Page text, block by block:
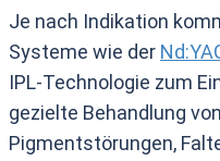
Je nach Indikation
Systeme wie der
IPL-Technologie zum
gezielte Behandlung
Pigmentstörungen,